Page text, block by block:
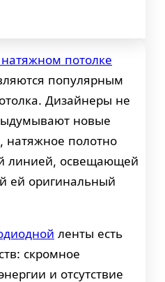
популярным
Дизайнеры не
новые
натяжное полотно
линией, освещающей
ей оригинальный
ленты есть
скромное
и отсутствие